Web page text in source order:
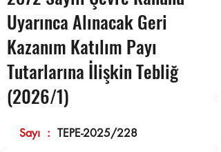
Uyarınca Alınacak Geri
Kazanım Katılım Payı
Tutarlarına İlişkin Tebliğ
(2026/1)
Sayı  : TEPE-2025/228